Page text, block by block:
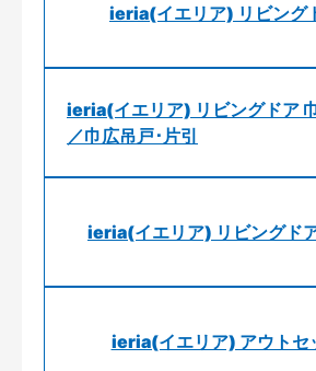
ieria(イエリア) リビング
ieria(イエリア) リビングドア
／巾広吊戸･片引
ieria(イエリア) リビングド
ieria(イエリア) アウトセ